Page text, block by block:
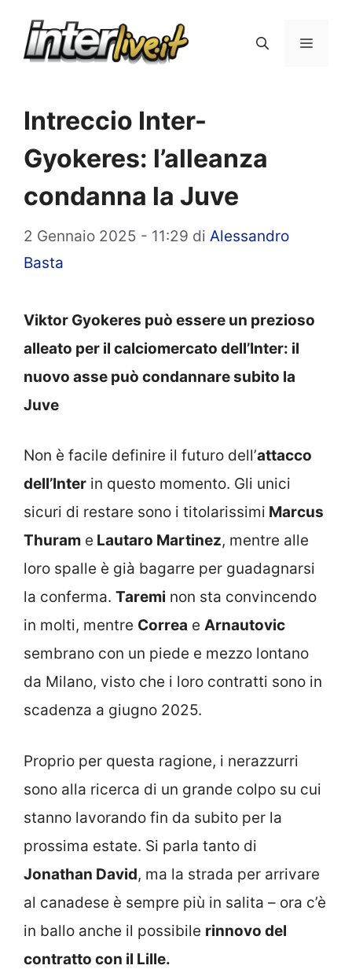
Menu
Intreccio Inter-
Gyokeres: l’alleanza
condanna la Juve
2 Gennaio 2025 - 11:29 di Alessandro
Basta
Viktor Gyokeres può essere un prezioso
alleato per il calciomercato dell’Inter: il
nuovo asse può condannare subito la
Juve
Non è facile definire il futuro dell’attacco
dell’Inter in questo momento. Gli unici
sicuri di restare sono i titolarissimi Marcus
Thuram e Lautaro Martinez, mentre alle
loro spalle è già bagarre per guadagnarsi
la conferma. Taremi non sta convincendo
in molti, mentre Correa e Arnautovic
sembrano con un piede e mezzo lontano
da Milano, visto che i loro contratti sono in
scadenza a giugno 2025.
Proprio per questa ragione, i nerazzurri
sono alla ricerca di un grande colpo su cui
stanno lavorando fin da subito per la
prossima estate. Si parla tanto di
Jonathan David, ma la strada per arrivare
al canadese è sempre più in salita – ora c’è
in ballo anche il possibile rinnovo del
contratto con il Lille.